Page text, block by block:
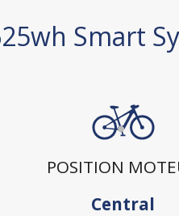
Smart
POSITION
Central